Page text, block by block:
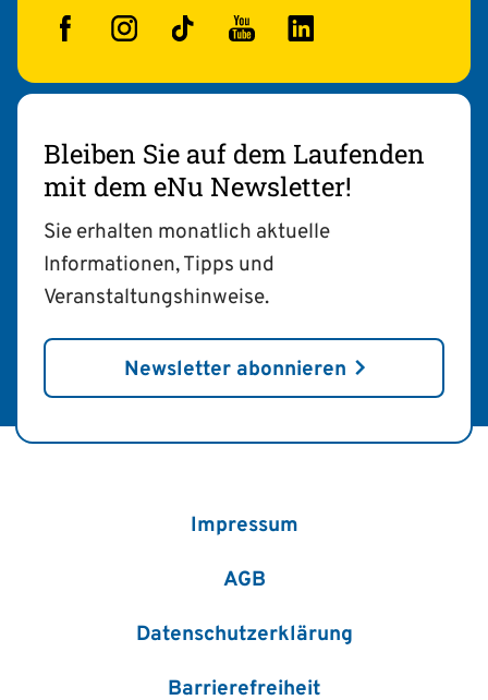
FacebookInstagram
TikTokYouTubeLinkedIn
Bleiben Sie auf dem Laufenden
mit dem eNu Newsletter!
Sie erhalten monatlich aktuelle
Informationen, Tipps und
Veranstaltungshinweise.
Newsletter abonnieren
Impressum
AGB
Datenschutzerklärung
Barrierefreiheit